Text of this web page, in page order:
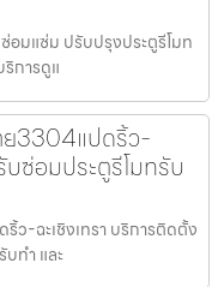
อมแซ่ม ปรับปรุงประตูรีโมท
การดูแ
ย3304แปดริ้ว-
บซ่อมประตูรีโมทรับ
ว-ฉะเชิงเทรา บริการติดตั้ง
บทำ และ